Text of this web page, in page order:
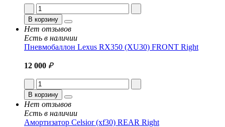
В корзину
Нет отзывов
Есть в наличии
Пневмобаллон Lexus RX350 (XU30) FRONT Right
12 000 ₽
В корзину
Нет отзывов
Есть в наличии
Амортизатор Celsior (xf30) REAR Right